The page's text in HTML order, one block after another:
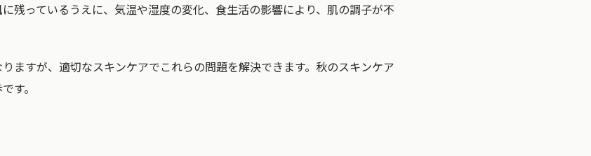
残っているうえに、気温や湿度の変化、食生活の影響により、肌の調子が不
ますが、適切なスキンケアでこれらの問題を解決できます。秋のスキンケア
す。